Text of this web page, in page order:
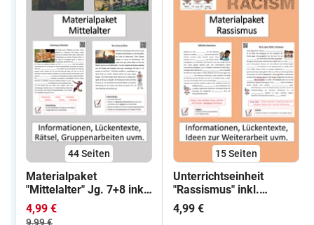
44Seiten
Materialpaket
"Mittelalter" Jg. 7+8 inkl.
Lösungen
4,99 €
9,99 €
15Seiten
Unterrichtseinheit
"Rassismus" inkl.
lösungen
4,99 €